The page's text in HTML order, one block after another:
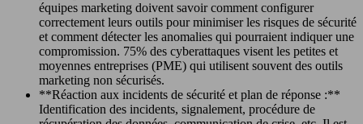
équipes marketing doivent savoir comment configurer
correctement leurs outils pour minimiser les risques de sécurité
et comment détecter les anomalies qui pourraient indiquer une
compromission. 75% des cyberattaques visent les petites et
moyennes entreprises (PME) qui utilisent souvent des outils
marketing non sécurisés.
**Réaction aux incidents de sécurité et plan de réponse :**
Identification des incidents, signalement, procédure de